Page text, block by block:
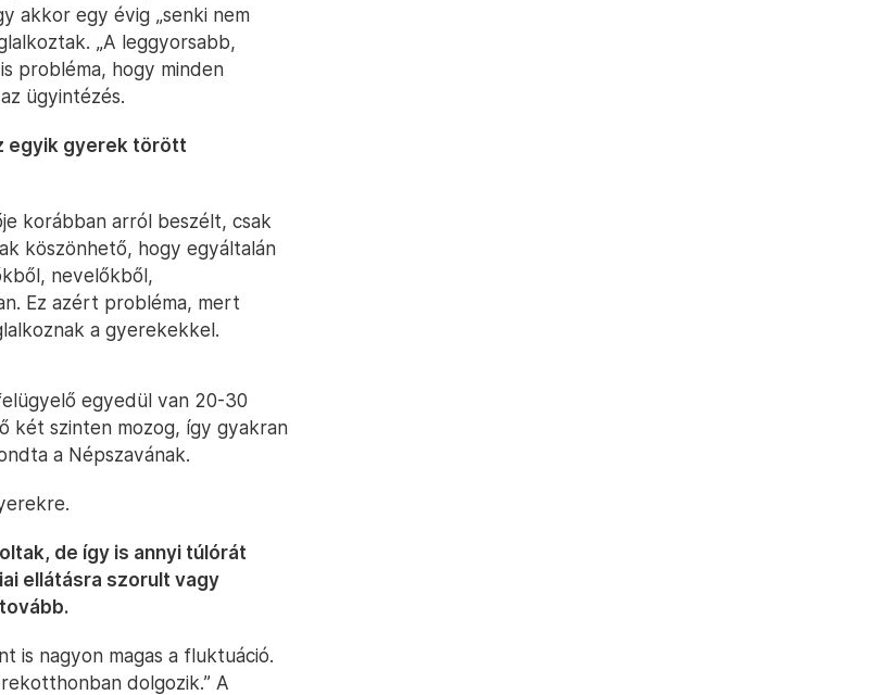
akkor egy évig „senki nem
„A leggyorsabb,
probléma, hogy minden
ügyintézés.
egyik gyerek törött
korábban arról beszélt, csak
köszönhető, hogy egyáltalán
nevelőkből,
Ez azért probléma, mert
a gyerekekkel.
egyedül van 20-30
két szinten mozog, így gyakran
a Népszavának.
de így is annyi túlórát
ellátásra szorult vagy
is nagyon magas a fluktuáció.
dolgozik.” A